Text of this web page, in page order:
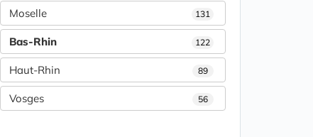
Moselle 131
Bas-Rhin 122
Haut-Rhin 89
Vosges 56